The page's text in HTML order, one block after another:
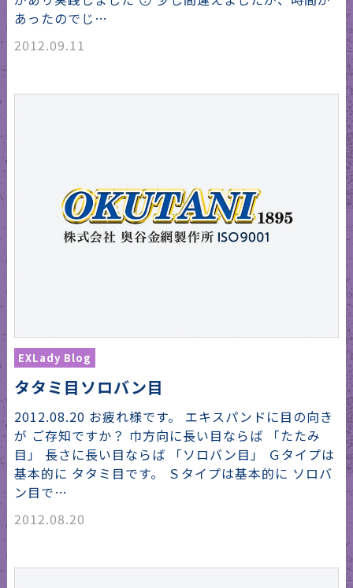
あったのでじ…
2012.09.11
EXLady Blog
タタミ目ソロバン目
2012.08.20 お疲れ様です。 エキスパンドに目の向き
が ご存知ですか？ 巾方向に長い目ならば 「たたみ
目」 長さに長い目ならば 「ソロバン目」 Ｇタイプは
基本的に タタミ目です。 Ｓタイプは基本的に ソロバ
ン目で…
2012.08.20